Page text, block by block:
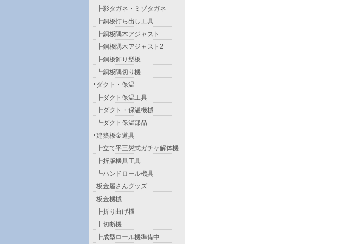
┣影タガネ・ミゾタガネ
┣銅板打ち出し工具
┣銅板隅木アジャスト
┣銅板隅木アジャスト2
┣銅板飾り型板
┗銅板隅切り機
ダクト・保温
┣ダクト保温工具
┣ダクト・保温機械
┗ダクト保温部品
建築板金道具
┣立て平三晃式ガチャ解体機
┣折版機具工具
┗ハンドロール機具
板金屋さんグッズ
板金機械
┣折り曲げ機
┣切断機
┣成型ロール機準備中